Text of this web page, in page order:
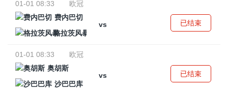
01-01 08:33
欧冠
费内巴切
vs
格拉茨风暴
已结束
01-01 08:33
欧冠
奥胡斯
vs
沙巴巴库
已结束